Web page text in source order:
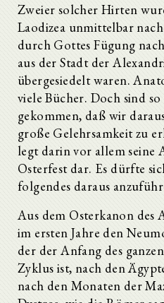
Zweier solcher Hirten
Laodizea unmittelbar
durch Gottes Fügung
aus der Stadt der
übergesiedelt waren.
viele Bücher. Doch sind
gekommen, daß wir
große Gelehrsamkeit zu
legt darin vor allem seine
Osterfest dar. Es dürfte
folgendes daraus
Aus dem Osterkanon des
im ersten Jahre den
der der Anfang des
Zyklus ist, nach den
nach den Monaten der